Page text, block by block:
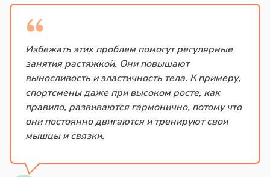
Избежать этих проблем помогут регулярные
занятия растяжкой. Они повышают
выносливость и эластичность тела. К примеру,
спортсмены даже при высоком росте, как
правило, развиваются гармонично, потому что
они постоянно двигаются и тренируют свои
мышцы и связки.